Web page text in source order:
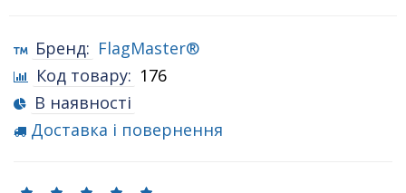
Бренд: FlagMaster®
Код товару: 176
В наявності
Доставка і повернення